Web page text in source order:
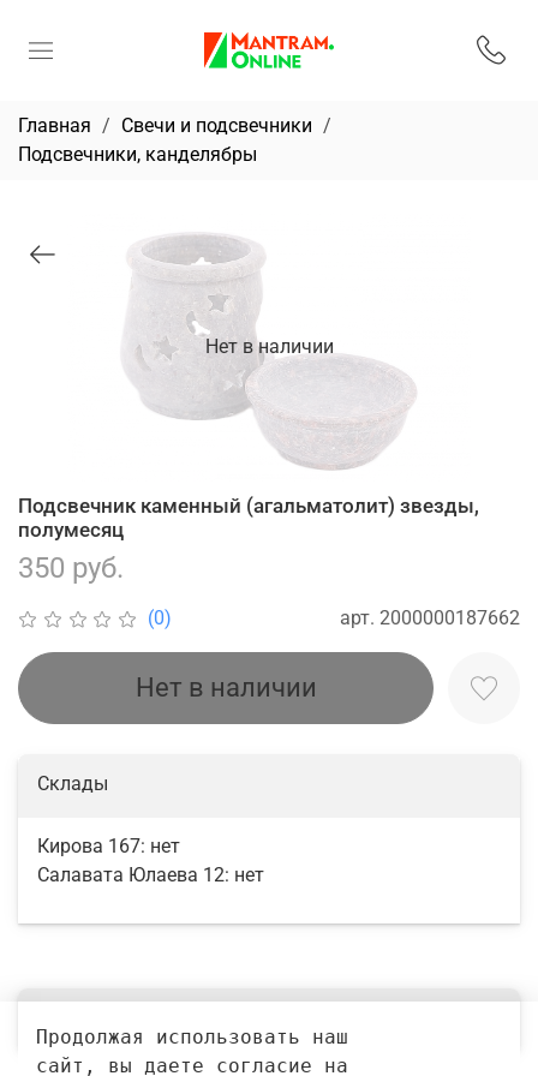
Главная
Свечи и подсвечники
Подсвечники, канделябры
Нет в наличии
(0) арт. 2000000187662
Подсвечник каменный (агальматолит) звезды,
полумесяц
350 руб.
Нет в наличии
Склады
Кирова 167: нет
Салавата Юлаева 12: нет
Продолжая использовать наш
сайт, вы даете согласие на